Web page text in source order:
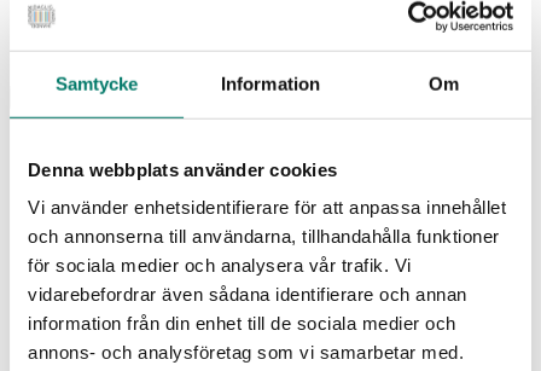
Samtycke Information Om
Denna webbplats använder cookies
Vi använder enhetsidentifierare för att anpassa innehållet
och annonserna till användarna, tillhandahålla funktioner
för sociala medier och analysera vår trafik. Vi
vidarebefordrar även sådana identifierare och annan
information från din enhet till de sociala medier och
annons- och analysföretag som vi samarbetar med.
Moms på livsmedel
Dagligvaruindex Frukt och Grönt
Årsrapport 2025
Aktuellt
Nyheter
Pressrum
Remisser
Fokusområden
Branschriktlinjer och överenskommelser
Livsmedelssäkerhet